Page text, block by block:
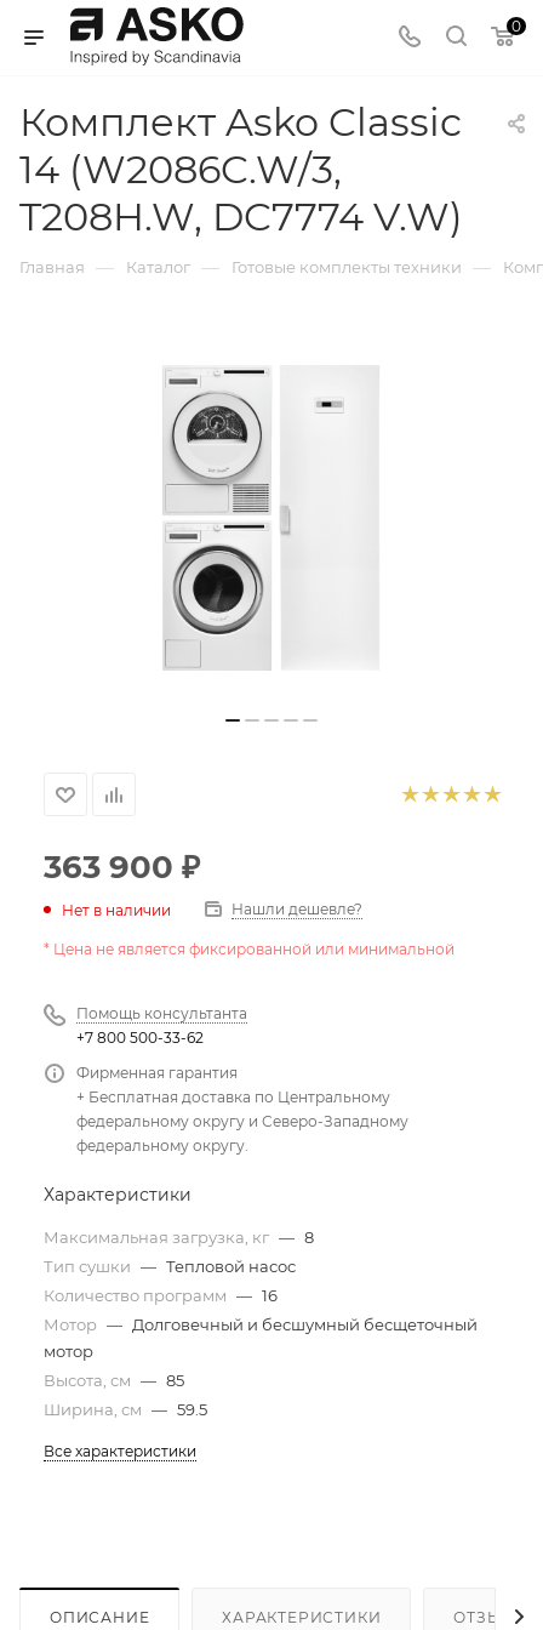
0
Комплект Asko Classic
14 (W2086C.W/3,
T208H.W, DC7774 V.W)
Главная — Каталог — Готовые комплекты техники —
363 900 ₽
Нет в наличии Нашли дешевле?
* Цена не является фиксированной или минимальной
Помощь консультанта
+7 800 500-33-62
Фирменная гарантия
+ Бесплатная доставка по Центральному
федеральному округу и Северо-Западному
федеральному округу.
Характеристики
Максимальная загрузка, кг — 8
Тип сушки — Тепловой насос
Количество программ — 16
Мотор — Долговечный и бесшумный бесщеточный
мотор
Высота, см — 85
Ширина, см — 59.5
Все характеристики
ОПИСАНИЕ ХАРАКТЕРИСТИКИ ОТЗЫВЫ